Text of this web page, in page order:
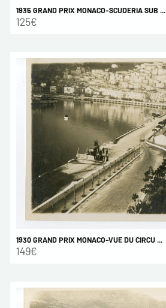
1935 GRAND PRIX MONACO-SCUDERIA SUB ...
125€
1930 GRAND PRIX MONACO-VUE DU CIRCU ...
149€